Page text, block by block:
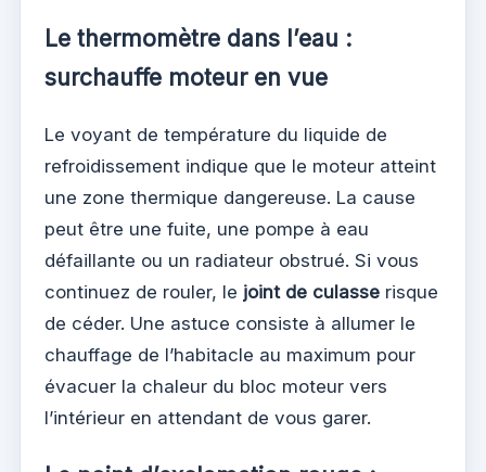
Le thermomètre dans l’eau :
surchauffe moteur en vue
Le voyant de température du liquide de
refroidissement indique que le moteur atteint
une zone thermique dangereuse. La cause
peut être une fuite, une pompe à eau
défaillante ou un radiateur obstrué. Si vous
continuez de rouler, le joint de culasse risque
de céder. Une astuce consiste à allumer le
chauffage de l’habitacle au maximum pour
évacuer la chaleur du bloc moteur vers
l’intérieur en attendant de vous garer.